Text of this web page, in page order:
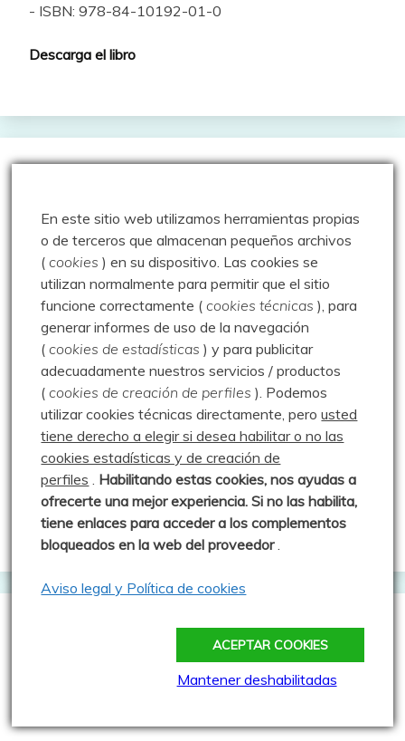
- ISBN: 978-84-10192-01-0
Descarga el libro
Aire libre y tecnología
Cache Face
Comepiedras geocaching blog
Geoardilla
Geocaching portugués
Geocaching Spain
Geocaching Valladolid
Trushoo Team
Vacaché: Las rutas de MJ y Javi
Web oficial del Geocaching
Webs que cotilleo
Sparrou - Juegos sobre naturaleza
En este sitio web utilizamos herramientas propias
o de terceros que almacenan pequeños archivos
(cookies ) en su dispositivo. Las cookies se
utilizan normalmente para permitir que el sitio
funcione correctamente (cookies técnicas ), para
generar informes de uso de la navegación
(cookies de estadísticas ) y para publicitar
adecuadamente nuestros servicios / productos
(cookies de creación de perfiles ). Podemos
utilizar cookies técnicas directamente, perousted
tiene derecho a elegir si desea habilitar o no las
cookies estadísticas y de creación de
perfiles . Habilitando estas cookies, nos ayudas a
ofrecerte una mejor experiencia. Si no las habilita,
tiene enlaces para acceder a los complementos
bloqueados en la web del proveedor.
Aviso legal y Política de cookies
ACEPTAR COOKIES
Mantener deshabilitadas